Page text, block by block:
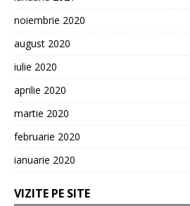
noiembrie 2020
august 2020
iulie 2020
aprilie 2020
martie 2020
februarie 2020
ianuarie 2020
VIZITE PE SITE